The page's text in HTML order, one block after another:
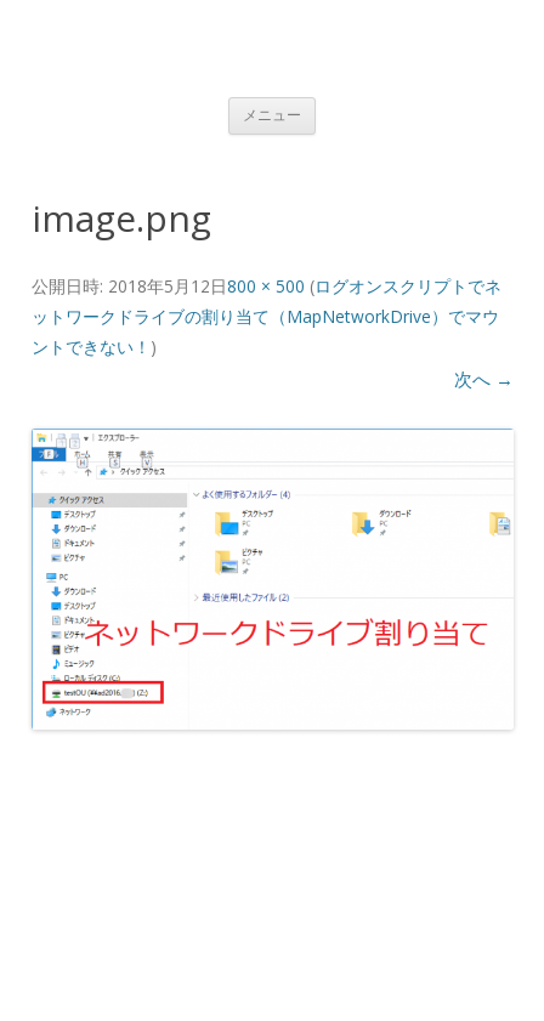
メニュー コンテンツへ移動
image.png
公開日時: 2018年5月12日800 × 500 (ログオンスクリプトでネ
ットワークドライブの割り当て（MapNetworkDrive）でマウ
ントできない！ )
次へ →